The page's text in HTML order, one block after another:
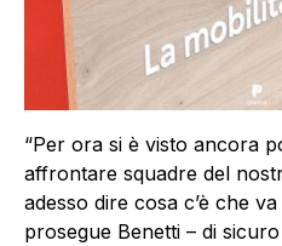
“Per ora si è visto ancora
affrontare squadre del
adesso dire cosa c’è che
prosegue Benetti – di